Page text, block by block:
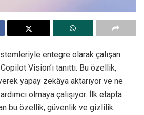
entegre olarak çalışan
Vision’ı tanıttı. Bu özellik,
yapay zekâya aktarıyor ve ne
olmaya çalışıyor. İlk etapta
bu özellik, güvenlik ve gizlilik